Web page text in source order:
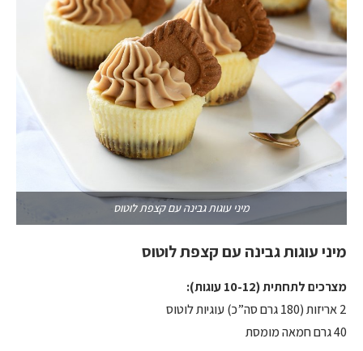
מיני עוגות גבינה עם קצפת לוטוס
מיני עוגות גבינה עם קצפת לוטוס
מצרכים לתחתית (10-12 עוגות):
2 אריזות (180 גרם סה”כ) עוגיות לוטוס
40 גרם חמאה מומסת